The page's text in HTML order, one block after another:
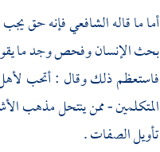
أما ما قالهالشافعيفإنه حق يجب
بحث الإنسان وفحص وجد ما
فاستعظم ذلك وقال : أتحب
المتكلمين - ممن ينتحل مذهب
تأويل الصفات .